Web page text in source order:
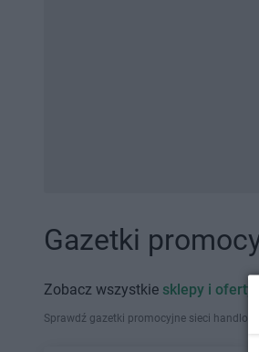
Gazetki
Zobacz wszystkie sklepy i oferty
Sprawdź gazetki promocyjne sieci